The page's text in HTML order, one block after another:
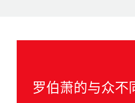
罗伯萧的与众不